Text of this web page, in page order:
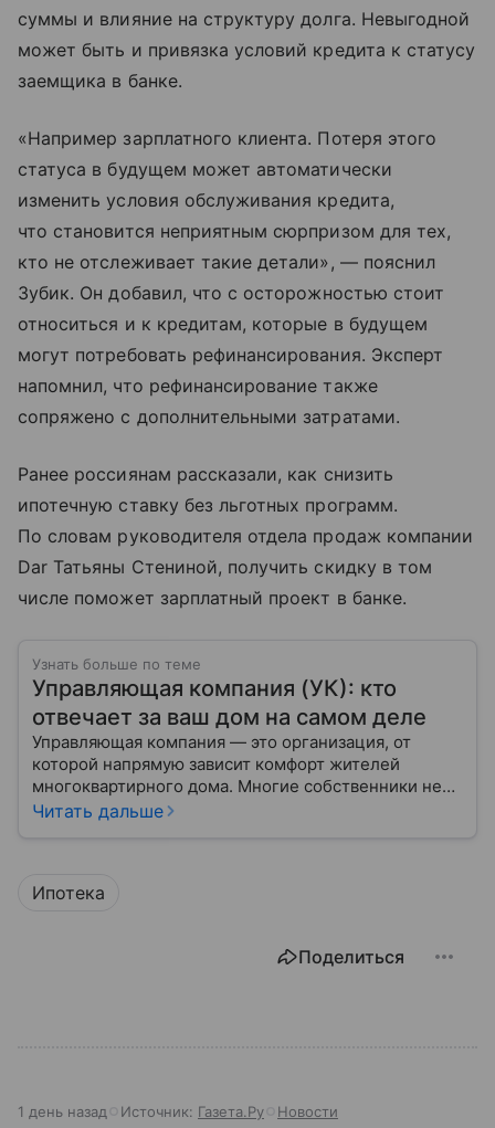
суммы и влияние на структуру долга. Невыгодной
может быть и привязка условий кредита к статусу
заемщика в банке.
«Например зарплатного клиента. Потеря этого
статуса в будущем может автоматически
изменить условия обслуживания кредита,
что становится неприятным сюрпризом для тех,
кто не отслеживает такие детали», — пояснил
Зубик. Он добавил, что с осторожностью стоит
относиться и к кредитам, которые в будущем
могут потребовать рефинансирования. Эксперт
напомнил, что рефинансирование также
сопряжено с дополнительными затратами.
Ранее россиянам рассказали, как снизить
ипотечную ставку без льготных программ.
По словам руководителя отдела продаж компании
Dar Татьяны Стениной, получить скидку в том
числе поможет зарплатный проект в банке.
Узнать больше по теме
Управляющая компания (УК): кто
отвечает за ваш дом на самом деле
Управляющая компания — это организация, от
которой напрямую зависит комфорт жителей
многоквартирного дома. Многие собственники не
до конца понимают, какие именно услуги УК
Читать дальше
Ипотека
Поделиться
1 день назад Источник: Газета.Ру Новости